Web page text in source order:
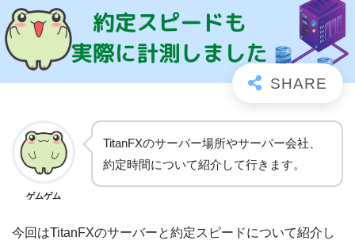
ゲムゲム
TitanFXのサーバー場所やサーバー会社、
約定時間について紹介して行きます。
今回はTitanFXのサーバーと約定スピードについて紹介し